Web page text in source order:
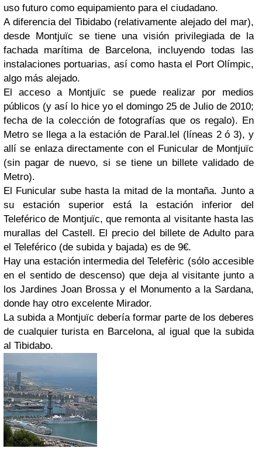
uso futuro como equipamiento para el ciudadano.
A diferencia del Tibidabo (relativamente alejado del mar),
desde Montjuïc se tiene una visión privilegiada de la
fachada marítima de Barcelona, incluyendo todas las
instalaciones portuarias, así como hasta el Port Olímpic,
algo más alejado.
El acceso a Montjuïc se puede realizar por medios
públicos (y así lo hice yo el domingo 25 de Julio de 2010;
fecha de la colección de fotografías que os regalo). En
Metro se llega a la estación de Paral.lel (líneas 2 ó 3), y
allí se enlaza directamente con el Funicular de Montjuïc
(sin pagar de nuevo, si se tiene un billete validado de
Metro).
El Funicular sube hasta la mitad de la montaña. Junto a
su estación superior está la estación inferior del
Teleférico de Montjuïc, que remonta al visitante hasta las
murallas del Castell. El precio del billete de Adulto para
el Teleférico (de subida y bajada) es de 9€.
Hay una estación intermedia del Telefèric (sólo accesible
en el sentido de descenso) que deja al visitante junto a
los Jardines Joan Brossa y el Monumento a la Sardana,
donde hay otro excelente Mirador.
La subida a Montjuïc debería formar parte de los deberes
de cualquier turista en Barcelona, al igual que la subida
al Tibidabo.